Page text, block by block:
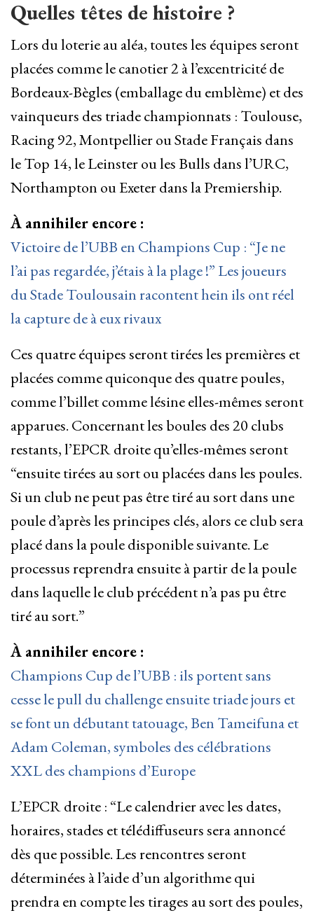
Quelles têtes de histoire ?
Lors du loterie au aléa, toutes les équipes seront
placées comme le canotier 2 à l’excentricité de
Bordeaux-Bègles (emballage du emblème) et des
vainqueurs des triade championnats : Toulouse,
Racing 92, Montpellier ou Stade Français dans
le Top 14, le Leinster ou les Bulls dans l’URC,
Northampton ou Exeter dans la Premiership.
À annihiler encore :
Victoire de l’UBB en Champions Cup : “Je ne
l’ai pas regardée, j’étais à la plage !” Les joueurs
du Stade Toulousain racontent hein ils ont réel
la capture de à eux rivaux
Ces quatre équipes seront tirées les premières et
placées comme quiconque des quatre poules,
comme l’billet comme lésine elles-mêmes seront
apparues. Concernant les boules des 20 clubs
restants, l’EPCR droite qu’elles-mêmes seront
“ensuite tirées au sort ou placées dans les poules.
Si un club ne peut pas être tiré au sort dans une
poule d’après les principes clés, alors ce club sera
placé dans la poule disponible suivante. Le
processus reprendra ensuite à partir de la poule
dans laquelle le club précédent n’a pas pu être
tiré au sort.”
À annihiler encore :
Champions Cup de l’UBB : ils portent sans
cesse le pull du challenge ensuite triade jours et
se font un débutant tatouage, Ben Tameifuna et
Adam Coleman, symboles des célébrations
XXL des champions d’Europe
L’EPCR droite : “Le calendrier avec les dates,
horaires, stades et télédiffuseurs sera annoncé
dès que possible. Les rencontres seront
déterminées à l’aide d’un algorithme qui
prendra en compte les tirages au sort des poules,